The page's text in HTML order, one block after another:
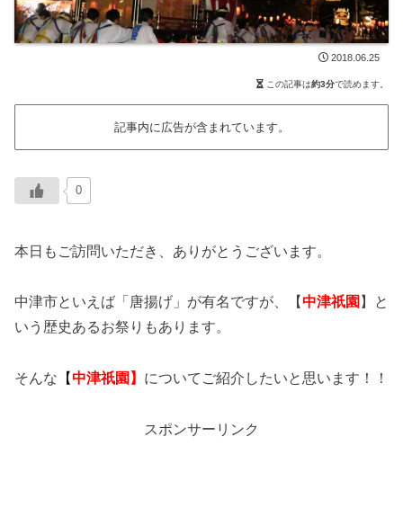
2018.06.25
この記事は約3分で読めます。
記事内に広告が含まれています。
0
本日もご訪問いただき、ありがとうございます。
中津市といえば「唐揚げ」が有名ですが、【中津祇園 】と
いう歴史あるお祭りもあります。
そんな 【中津祇園 】 についてご紹介したいと思います！！
スポンサーリンク